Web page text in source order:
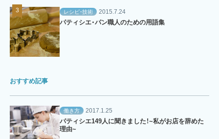
レシピ・技術 2015.7.24
パティシエ・パン職人のための用語集
おすすめ記事
働き方 2017.1.25
パティシエ149人に聞きました！~私がお店を辞めた
理由~